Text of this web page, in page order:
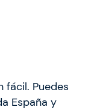
fácil. Puedes
España y